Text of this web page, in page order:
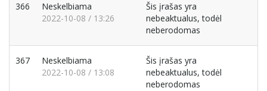
366
Neskelbiama
2022-10-08 / 13:26
Šis įrašas yra
nebeaktualus, todėl
neberodomas
367
Neskelbiama
2022-10-08 / 13:08
Šis įrašas yra
nebeaktualus, todėl
neberodomas